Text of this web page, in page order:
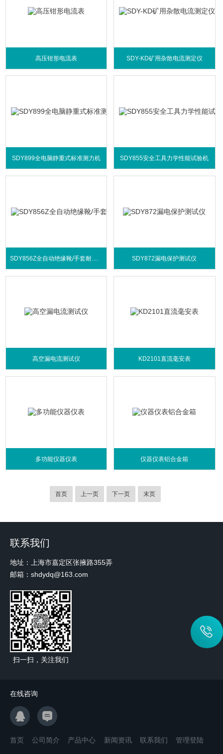
高压钳形电流表 SDY-KD矿用杂散电流测定仪
SDY899全电脑静重式标准测力机 SDY855安全工具力学性能试验机
SDY872漏电保护测试仪
高空漏电流测试仪 KD2101直流毫安表
多功能仪器仪表 仪器仪表铝合金箱
首页 上一页 下一页 末页
联系我们
地址：上海市嘉定区张掖路355弄
邮箱：shdydq@163.com
扫一扫，关注我们
在线咨询
首页 公司简介 产品中心 新闻资讯 联系我们 管理登陆